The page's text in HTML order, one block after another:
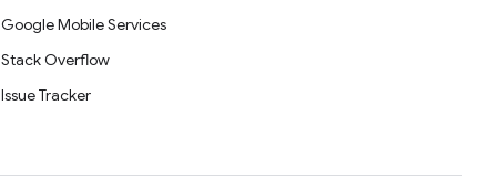
Google Mobile Services
Stack Overflow
Issue Tracker